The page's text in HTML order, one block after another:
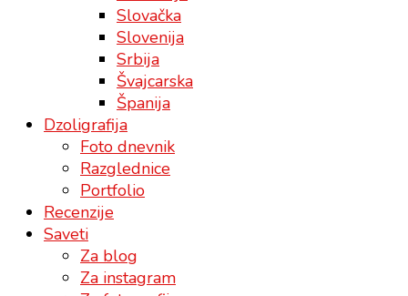
Slovačka
Slovenija
Srbija
Švajcarska
Španija
Dzoligrafija
Foto dnevnik
Razglednice
Portfolio
Recenzije
Saveti
Za blog
Za instagram